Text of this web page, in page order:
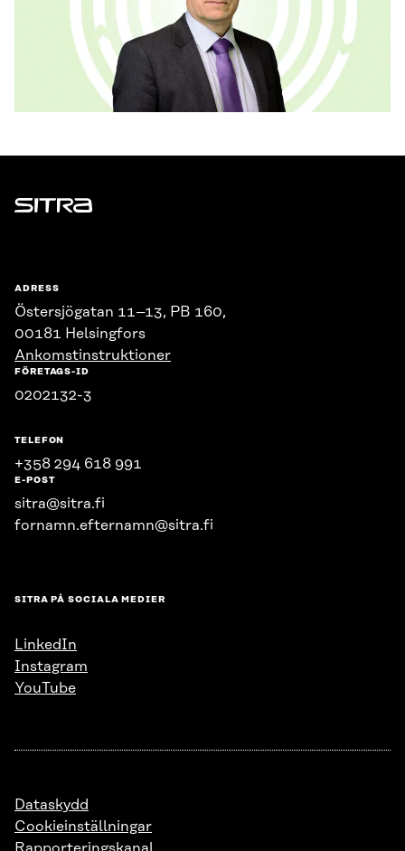
Sitra
ADRESS
Östersjögatan 11–13, PB 160,
00181 Helsingfors
Ankomstinstruktioner
FÖRETAGS-ID
0202132-3
TELEFON
+358 294 618 991
E-POST
sitra@sitra.fi
fornamn.efternamn@sitra.fi
SITRA PÅ SOCIALA MEDIER
LinkedIn
Instagram
YouTube
Dataskydd
Cookieinställningar